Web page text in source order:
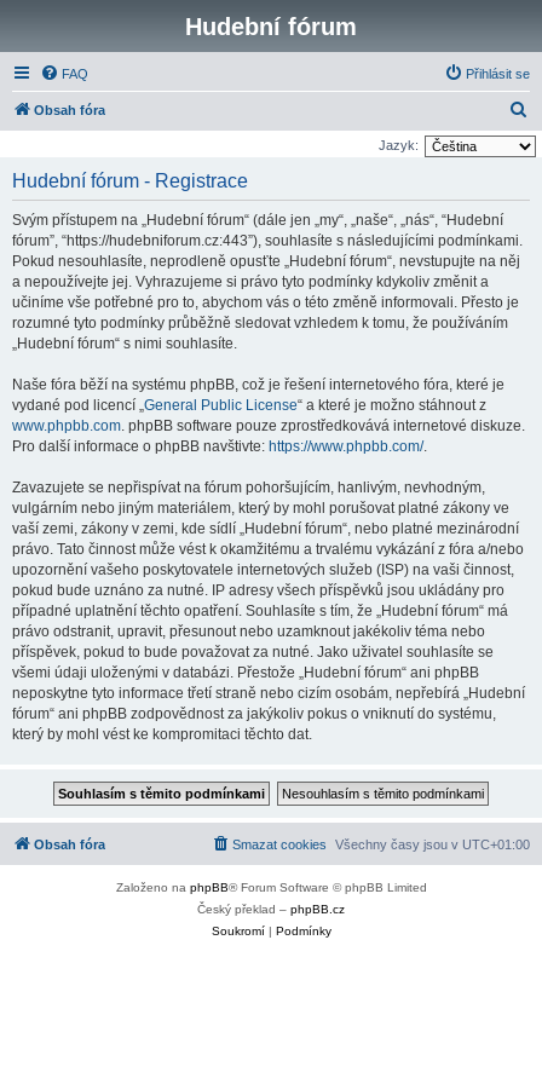
Hudební fórum
FAQ Přihlásit se
Obsah fóra
l
Jazyk:
Hudební fórum - Registrace
Svým přístupem na „Hudební fórum“ (dále jen „my“, „naše“, „nás“, “Hudební
fórum”, “https://hudebniforum.cz:443”), souhlasíte s následujícími podmínkami.
Pokud nesouhlasíte, neprodleně opusťte „Hudební fórum“, nevstupujte na něj
a nepoužívejte jej. Vyhrazujeme si právo tyto podmínky kdykoliv změnit a
učiníme vše potřebné pro to, abychom vás o této změně informovali. Přesto je
rozumné tyto podmínky průběžně sledovat vzhledem k tomu, že používáním
„Hudební fórum“ s nimi souhlasíte.
Naše fóra běží na systému phpBB, což je řešení internetového fóra, které je
vydané pod licencí „General Public License“ a které je možno stáhnout z
www.phpbb.com. phpBB software pouze zprostředkovává internetové diskuze.
Pro další informace o phpBB navštivte: https://www.phpbb.com/.
Zavazujete se nepřispívat na fórum pohoršujícím, hanlivým, nevhodným,
vulgárním nebo jiným materiálem, který by mohl porušovat platné zákony ve
vaší zemi, zákony v zemi, kde sídlí „Hudební fórum“, nebo platné mezinárodní
právo. Tato činnost může vést k okamžitému a trvalému vykázání z fóra a/nebo
upozornění vašeho poskytovatele internetových služeb (ISP) na vaši činnost,
pokud bude uznáno za nutné. IP adresy všech příspěvků jsou ukládány pro
případné uplatnění těchto opatření. Souhlasíte s tím, že „Hudební fórum“ má
právo odstranit, upravit, přesunout nebo uzamknout jakékoliv téma nebo
příspěvek, pokud to bude považovat za nutné. Jako uživatel souhlasíte se
všemi údaji uloženými v databázi. Přestože „Hudební fórum“ ani phpBB
neposkytne tyto informace třetí straně nebo cizím osobám, nepřebírá „Hudební
fórum“ ani phpBB zodpovědnost za jakýkoliv pokus o vniknutí do systému,
který by mohl vést ke kompromitaci těchto dat.
Obsah fóra Všechny časy jsou v UTC+01:00
Smazat cookies
Založeno na phpBB® Forum Software © phpBB Limited
Český překlad – phpBB.cz
Soukromí| Podmínky